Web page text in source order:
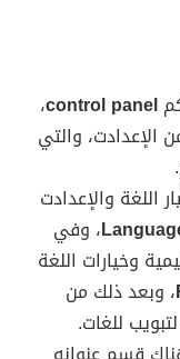
control panel،
الإعدادت، والتي
اللغة والإعدادت
، وفي
وخيارات اللغة
، وبعد ذلك من
للغات.